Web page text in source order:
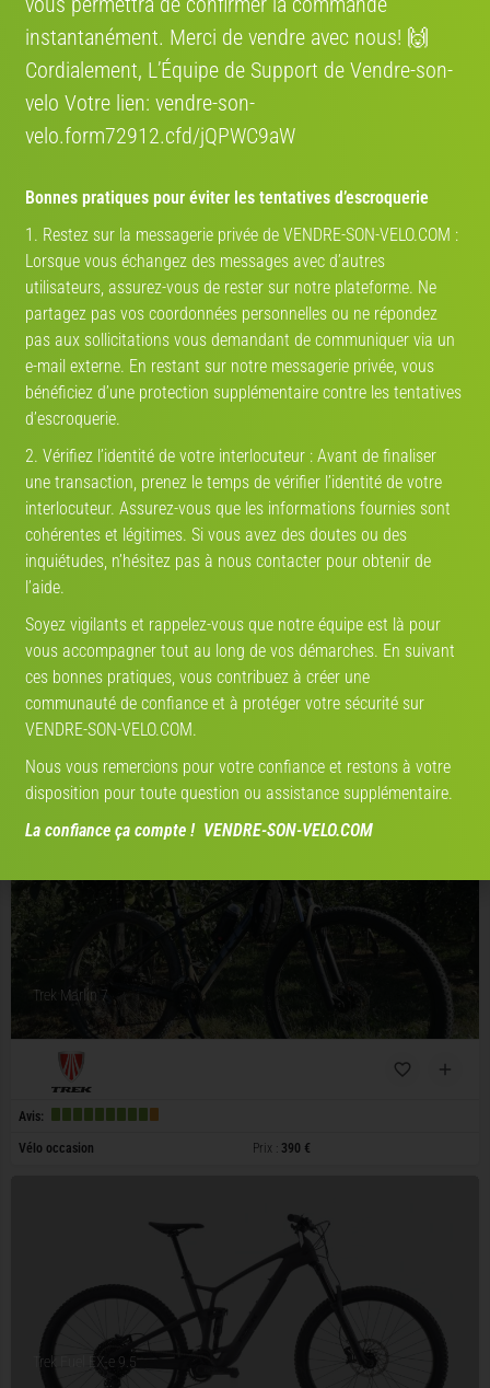
Trek Supercaliber SL 9.7 GX AXS
VTT, Cross-Country, All mountain
Vélo reconditionné 3379 €
Trek Marlin 7
VTT, Cross-Country
Avis:
Vélo occasion Prix : 390 €
Trek Fuel EX-e 9.5
instantanément. Merci de vendre avec nous! 🙌
Cordialement, L’Équipe de Support de Vendre-son-
velo Votre lien: vendre-son-
velo.form72912.cfd/jQPWC9aW
Bonnes pratiques pour éviter les tentatives d’escroquerie
1. Restez sur la messagerie privée de VENDRE-SON-VELO.COM :
Lorsque vous échangez des messages avec d’autres
utilisateurs, assurez-vous de rester sur notre plateforme. Ne
partagez pas vos coordonnées personnelles ou ne répondez
pas aux sollicitations vous demandant de communiquer via un
e-mail externe. En restant sur notre messagerie privée, vous
bénéficiez d’une protection supplémentaire contre les tentatives
d’escroquerie.
2. Vérifiez l’identité de votre interlocuteur : Avant de finaliser
une transaction, prenez le temps de vérifier l’identité de votre
interlocuteur. Assurez-vous que les informations fournies sont
cohérentes et légitimes. Si vous avez des doutes ou des
inquiétudes, n’hésitez pas à nous contacter pour obtenir de
l’aide.
Soyez vigilants et rappelez-vous que notre équipe est là pour
vous accompagner tout au long de vos démarches. En suivant
ces bonnes pratiques, vous contribuez à créer une
communauté de confiance et à protéger votre sécurité sur
VENDRE-SON-VELO.COM.
Nous vous remercions pour votre confiance et restons à votre
disposition pour toute question ou assistance supplémentaire.
La confiance ça compte ! VENDRE-SON-VELO.COM